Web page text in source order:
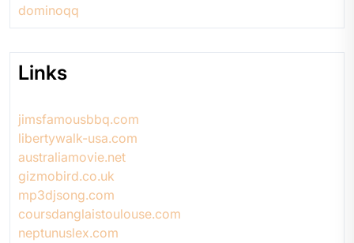
dominoqq
Links
jimsfamousbbq.com
libertywalk-usa.com
australiamovie.net
gizmobird.co.uk
mp3djsong.com
coursdanglaistoulouse.com
neptunuslex.com